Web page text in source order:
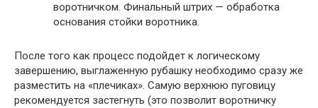
воротничком. Финальный штрих — обработка
основания стойки воротника.
После того как процесс подойдет к логическому
завершению, выглаженную рубашку необходимо сразу же
разместить на «плечиках». Самую верхнюю пуговицу
рекомендуется застегнуть (это позволит воротничку